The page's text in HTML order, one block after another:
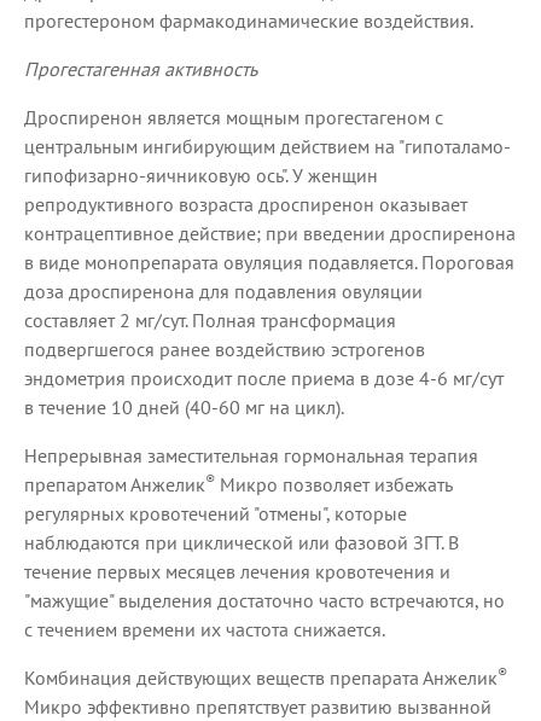
прогестероном фармакодинамические воздействия.
Прогестагенная активность
Дроспиренон является мощным прогестагеном с
центральным ингибирующим действием на "гипоталамо-
гипофизарно-яичниковую ось". У женщин
репродуктивного возраста дроспиренон оказывает
контрацептивное действие; при введении дроспиренона
в виде монопрепарата овуляция подавляется. Пороговая
доза дроспиренона для подавления овуляции
составляет 2 мг/сут. Полная трансформация
подвергшегося ранее воздействию эстрогенов
эндометрия происходит после приема в дозе 4-6 мг/сут
в течение 10 дней (40-60 мг на цикл).
Непрерывная заместительная гормональная терапия
препаратом Анжелик® Микро позволяет избежать
регулярных кровотечений "отмены", которые
наблюдаются при циклической или фазовой ЗГТ. В
течение первых месяцев лечения кровотечения и
"мажущие" выделения достаточно часто встречаются, но
с течением времени их частота снижается.
Комбинация действующих веществ препарата Анжелик®
Микро эффективно препятствует развитию вызванной